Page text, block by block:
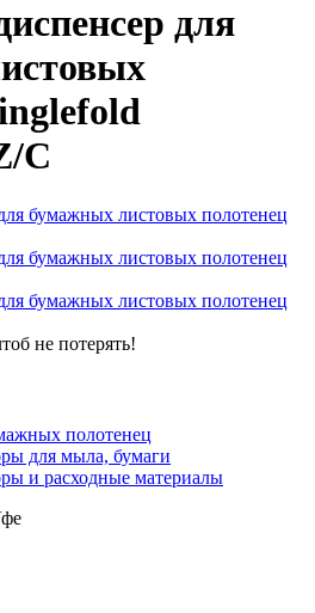
для
C
не потерять!
полотенец
для мыла, бумаги
и расходные материалы